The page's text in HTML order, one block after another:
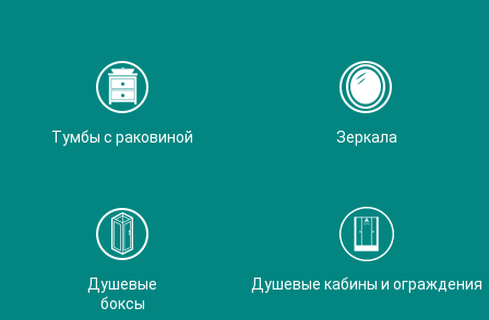
Тумбы с раковиной Зеркала
Душевые
боксы
Душевые кабины и ограждения